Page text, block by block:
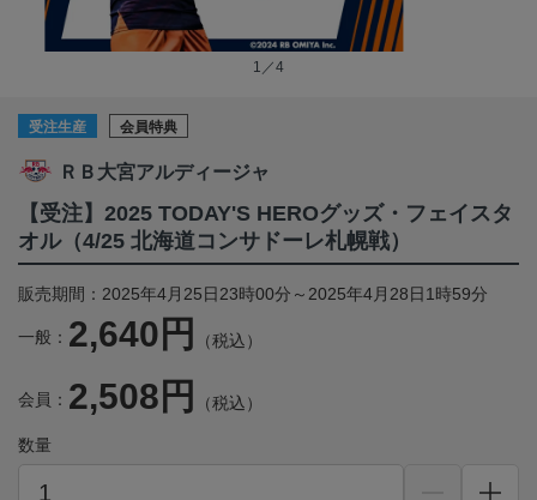
1／4
受注生産 会員特典
ＲＢ大宮アルディージャ
【受注】2025 TODAY'S HEROグッズ・フェイスタ
オル（4/25 北海道コンサドーレ札幌戦）
販売期間：2025年4月25日23時00分～2025年4月28日1時59分
一般： 2,640円 （税込）
会員： 2,508円 （税込）
数量